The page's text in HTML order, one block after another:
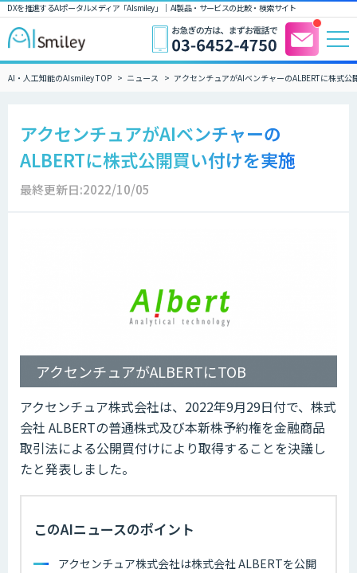
DXを推進するAIポータルメディア「AIsmiley」｜ AI製品・サービスの比較・検索サイト
AI・人工知能のAIsmiley TOP ニュース アクセンチュアがAIベンチャーのALBERTに株式公
アクセンチュアがAIベンチャーの
ALBERTに株式公開買い付けを実施
最終更新日:2022/10/05
アクセンチュアがALBERTにTOB
アクセンチュア株式会社は、2022年9月29日付で、株式
会社 ALBERTの普通株式及び本新株予約権を金融商品
取引法による公開買付けにより取得することを決議し
たと発表しました。
このAIニュースのポイント
アクセンチュア株式会社は株式会社 ALBERTを公開